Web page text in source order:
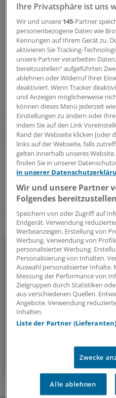
Mit der Kampagne werde das
professionell Pflegenden
ihre möglichen Aufgaben
des sogenannten
eine Grundlage für die
sollen zum
eines möglichen
der Information sein", so
Unterdessen hat sich am
Holstein die bundesweit
konstituiert.(iss)
Schlagworte:
Ihr Newsletter zum
Politik & Debatte
Mit diesem Newsletter
Geschehen in der
Hintergründen und einem
Zum Abonnieren
Ihre Privatsphäre ist uns
Wir und unsere 145-Partner
personenbezogene Daten wie
Kennungen auf Ihrem Gerät zu.
aktivieren Sie Tracking-
unsere Partner verarbeiten
bereitzustellen“ aufgeführten
ablehnen oder Widerruf Ihrer
deaktiviert. Wenn Tracker
und Anzeigen möglicherweise
können dieses Menü jederzeit
Einstellungen zu ändern oder
indem Sie auf den Link
Rand der Webseite klicken [oder
links auf der Webseite, falls
gelten innerhalb unseres
finden Sie in unserer
in unserer
Wir und unsere Partner
Folgendes
Speichern von oder Zugriff auf
Endgerät. Verwendung
Werbeanzeigen. Erstellung von
Werbung. Verwendung von
personalisierter Werbung.
Personalisierung von Inhalten.
Auswahl personalisierter Inhalte.
Messung der Performance von
Zielgruppen durch Statistiken
aus verschiedenen Quellen.
Angebote. Verwendung
Inhalten.
Liste der Partner (Lieferanten)
Zwecke
Alle ablehnen